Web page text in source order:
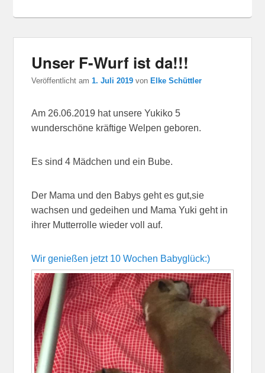
Unser F-Wurf ist da!!!
Veröffentlicht am1. Juli 2019 von Elke Schüttler
Am 26.06.2019 hat unsere Yukiko 5
wunderschöne kräftige Welpen geboren.
Es sind 4 Mädchen und ein Bube.
Der Mama und den Babys geht es gut,sie
wachsen und gedeihen und Mama Yuki geht in
ihrer Mutterrolle wieder voll auf.
Wir genießen jetzt 10 Wochen Babyglück:)